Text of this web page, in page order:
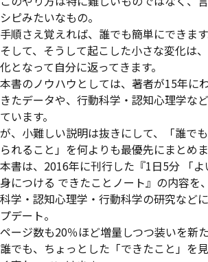
シピみたいなもの。
手順さえ覚えれば、誰でも簡単にできます
そして、そうして起こした小さな変化は
化となって自分に返ってきます。
本書のノウハウとしては、著者が15年に
きたデータや、行動科学・認知心理学な
ています。
が、小難しい説明は抜きにして、「誰で
られること」を何よりも最優先にまとめま
本書は、2016年に刊行した『1日5分 「よ
身につける できたことノート』の内容を
科学・認知心理学・行動科学の研究など
プデート。
ページ数も20％ほど増量しつつ装いを新
誰でも、ちょっとした「できたこと」を